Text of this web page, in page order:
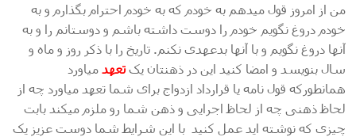
من از امروز قول میدهم به خودم که به خودم احترام بگذارم و به
خودم دروغ نگویم خودم را دوست داشته باشم و دوستانم را و به
آنها دروغ نگویم و با آنها بدعهدی نکنم. تاریخ را با ذکر روز و ماه و
سال بنویسد و امضا کنید این در ذهنتان یکتعهد میاورد
همانطورکه قول نامه یا قرارداد ازدواج برای شما تعهد میاورد چه از
لحاظ ذهنی چه از لحاظ اجرایی و ذهن شما رو ملزم میکند بابت
چیزی که نوشته اید عمل کنید با این شرایط شما دوست عزیز یک